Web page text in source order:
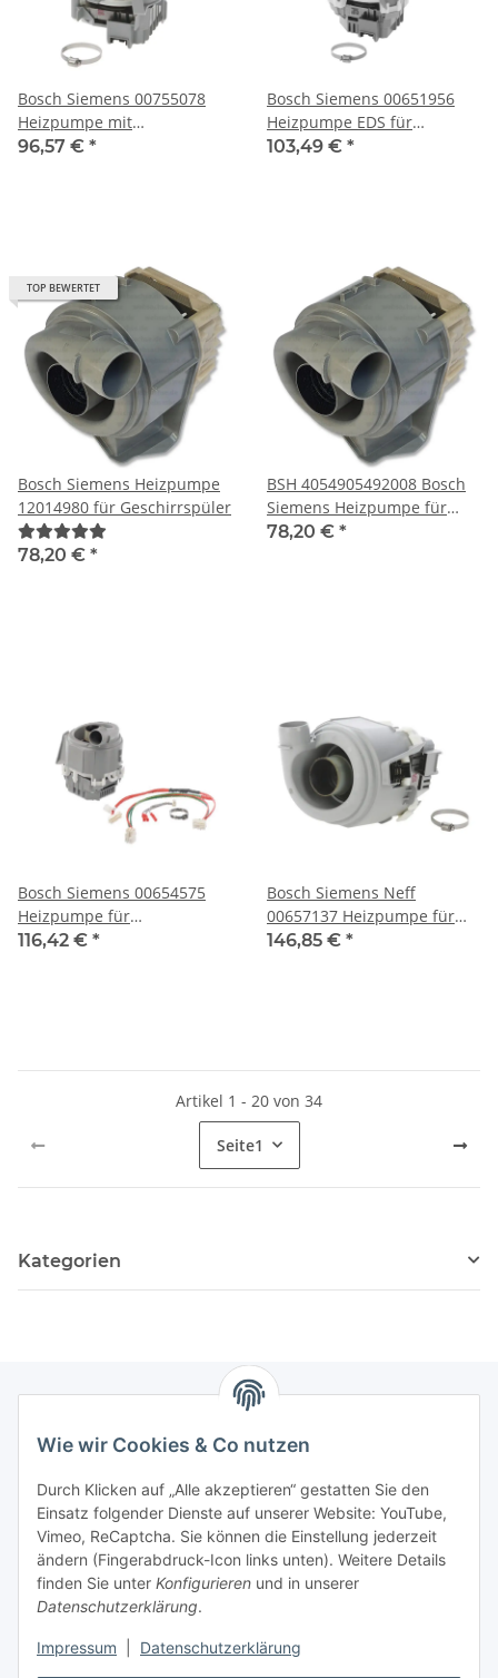
Wie wir Cookies & Co nutzen
Durch Klicken auf „Alle akzeptieren“ gestatten Sie den
Einsatz folgender Dienste auf unserer Website: YouTube,
Vimeo, ReCaptcha. Sie können die Einstellung jederzeit
ändern (Fingerabdruck-Icon links unten). Weitere Details
finden Sie unter Konfigurieren und in unserer
Datenschutzerklärung.
Impressum Datenschutzerklärung
Bosch Siemens 00755078
Heizpumpe mit
Ansaugkappe für
96,57 € *
Bosch Siemens 00651956
Heizpumpe EDS für
Geschirrspüler
103,49 € *
TOP BEWERTET
Bosch Siemens Heizpumpe
12014980 für Geschirrspüler
78,20 € *
BSH 4054905492008 Bosch
Siemens Heizpumpe für
Geschirrspüler
78,20 € *
Bosch Siemens 00654575
Heizpumpe für
Geschirrspüler
116,42 € *
Bosch Siemens Neff
00657137 Heizpumpe für
Spülmaschinen
146,85 € *
Artikel 1 - 20 von 34
Seite1
Kategorien
Zahlungsmöglichkeiten
Versandinformationen
Gesetzliche Informationen